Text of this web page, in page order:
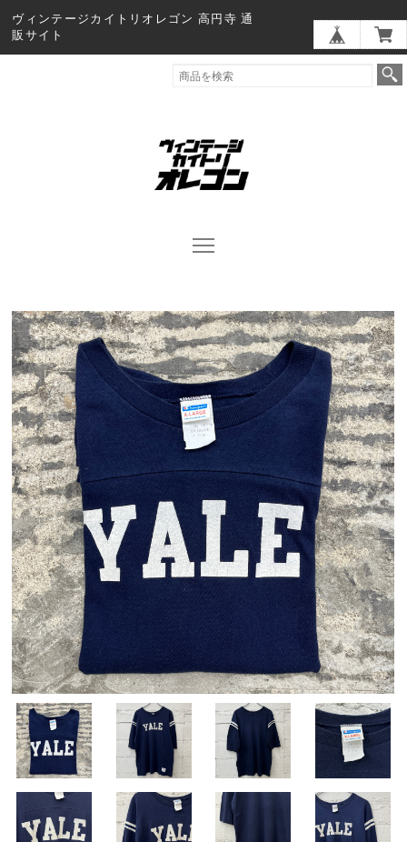
ヴィンテージカイトリオレゴン 高円寺 通
販サイト